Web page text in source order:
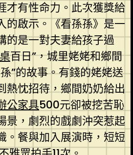
才有性命力。此次獲獎給
的啟示。《看孫孫》是一
的是一對夫妻給孩子過
百日”，城里姥姥和鄉間
”的故事。有錢的姥姥送
熱忱招待，鄉間奶奶給出
公家具500元卻被挖苦恥
景，劇烈的戲劇沖突惹起
。餐與加入展演時，短短